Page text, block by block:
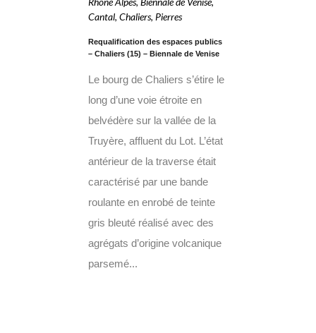
Cantal, Chaliers, Pierres
Requalification des espaces publics
– Chaliers (15) – Biennale de Venise
Le bourg de Chaliers s’étire le
long d’une voie étroite en
belvédère sur la vallée de la
Truyère, affluent du Lot. L’état
antérieur de la traverse était
caractérisé par une bande
roulante en enrobé de teinte
gris bleuté réalisé avec des
agrégats d’origine volcanique
parsemé...